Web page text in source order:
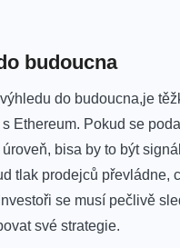
budoucna
do budoucna,je
Ethereum. Pokud se
bisa by to být
tlak prodejců převládne,
se ⁤musí pečlivě
své strategie.